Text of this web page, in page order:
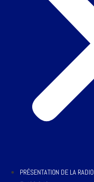
PRÉSENTATION DE LA RADIO